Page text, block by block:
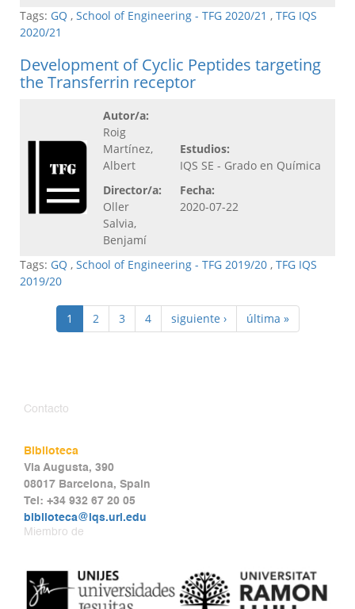
Tags: GQ , School of Engineering - TFG 2020/21 , TFG IQS
2020/21
Development of Cyclic Peptides targeting
the Transferrin receptor
Autor/a:
Roig
Martínez,
Albert
Director/a:
Oller
Salvia,
Benjamí
Estudios:
IQS SE - Grado en Química
Fecha:
2020-07-22
Tags: GQ , School of Engineering - TFG 2019/20 , TFG IQS
2019/20
1 2 3 4 siguiente › última »
Contacto
Biblioteca
Via Augusta, 390
08017 Barcelona, Spain
Tel: +34 932 67 20 05
biblioteca@iqs.url.edu
Miembro de